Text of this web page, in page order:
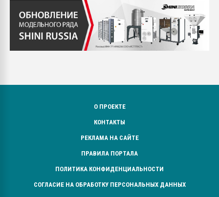
О ПРОЕКТЕ
КОНТАКТЫ
РЕКЛАМА НА САЙТЕ
ПРАВИЛА ПОРТАЛА
ПОЛИТИКА КОНФИДЕНЦИАЛЬНОСТИ
СОГЛАСИЕ НА ОБРАБОТКУ ПЕРСОНАЛЬНЫХ ДАННЫХ